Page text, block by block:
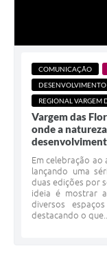
COMUNICAÇÃO
REGIONAL VARGEM
Vargem das
onde a
Em celebração ao
lançando uma
duas edições por
ideia é mostrar
diversos
destacando o que...